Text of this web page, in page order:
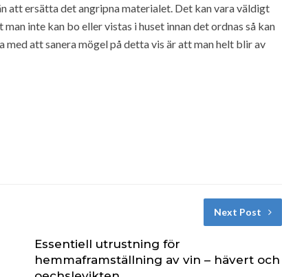
att ersätta det angripna materialet. Det kan vara väldigt
inte kan bo eller vistas i huset innan det ordnas så kan
att sanera mögel på detta vis är att man helt blir av
Next Post
Essentiell utrustning för
hemmaframställning av vin – hävert och